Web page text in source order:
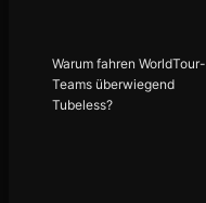
Warum fahren WorldTour-
Teams überwiegend
Tubeless?